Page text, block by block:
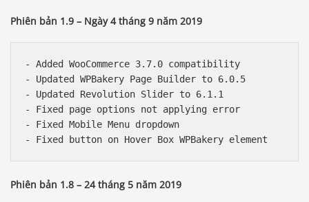
Phiên bản 1.9 – Ngày 4 tháng 9 năm 2019
- Added WooCommerce 3.7.0 compatibility
- Updated WPBakery Page Builder to 6.0.5
- Updated Revolution Slider to 6.1.1
- Fixed page options not applying error
- Fixed Mobile Menu dropdown
Phiên bản 1.8 – 24 tháng 5 năm 2019
Báo giá & Đặt hàng:
0903.976.769